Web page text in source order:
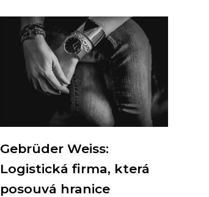
Gebrüder Weiss:
Logistická firma, která
posouvá hranice